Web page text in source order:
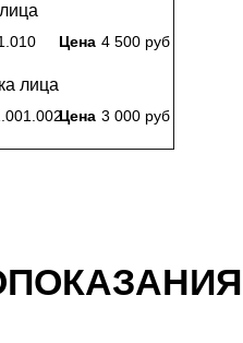
Цена
лица
3 000 руб
4 500 руб
Цена